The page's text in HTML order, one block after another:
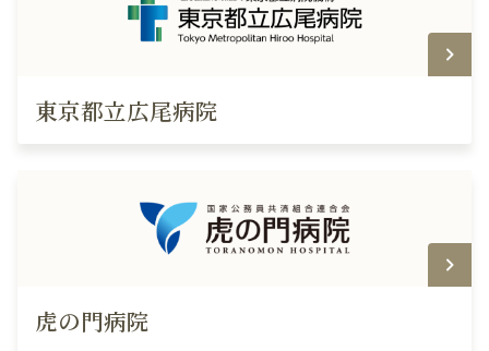
東京都立広尾病院
虎の門病院